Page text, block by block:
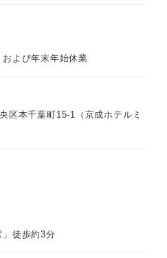
よび年末年始休業
区本千葉町15-1（京成ホテルミ
徒歩約3分